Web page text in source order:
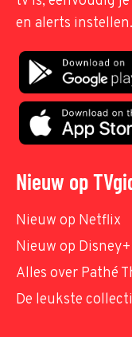
en alerts instellen.
Nieuw op
Nieuw op Netflix
Nieuw op Disney+
Alles over Pathé
De leukste